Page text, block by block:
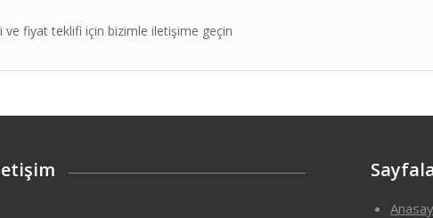
ve fiyat teklifi için bizimle iletişime geçin